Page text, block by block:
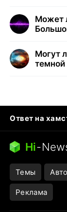
Может
Могут
темной
Ответ на
Бензин 100 vs
Следующая
Hi-
Темы
Реклама